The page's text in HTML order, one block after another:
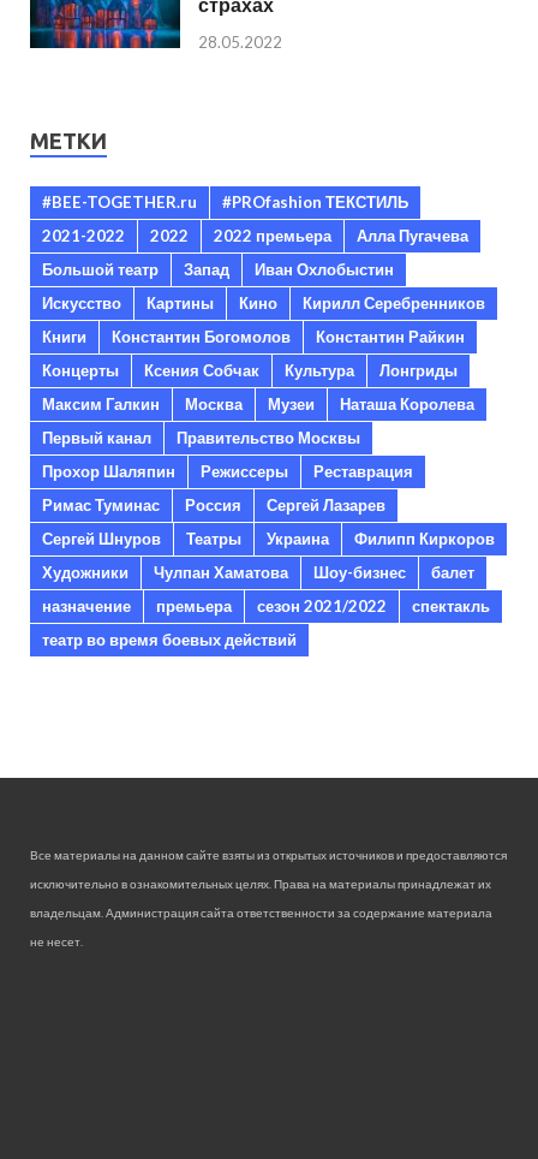
28.05.2022
МЕТКИ
#BEE-TOGETHER.ru
#PROfashion ТЕКСТИЛЬ
2021-2022
2022 2022 премьера
Алла Пугачева
Большой театр
Запад
Иван Охлобыстин
Искусство
Картины Кино
Кирилл Серебренников
Книги
Константин Богомолов
Константин Райкин
Концерты
Ксения Собчак Культура
Лонгриды
Максим Галкин
Москва Музеи
Наташа Королева
Первый канал
Правительство Москвы
Прохор Шаляпин
Режиссеры
Реставрация
Римас Туминас
Россия
Сергей Лазарев
Сергей Шнуров
Театры Украина
Филипп Киркоров
Художники
Чулпан Хаматова Шоу-бизнес
балет
назначение
премьера сезон 2021/2022
спектакль
театр во время боевых действий
Все материалы на данном сайте взяты из открытых источников и предоставляются
исключительно в ознакомительных целях. Права на материалы принадлежат их
владельцам. Администрация сайта ответственности за содержание материала
не несет.